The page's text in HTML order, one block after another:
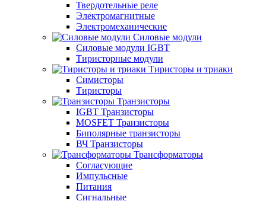
Твердотельные реле
Электромагнитные
Электромеханические
Силовые модули
Силовые модули IGBT
Тиристорные модули
Тиристоры и триаки
Симисторы
Тиристоры
Транзисторы
IGBT Транзисторы
MOSFET Транзисторы
Биполярные транзисторы
ВЧ Транзисторы
Трансформаторы
Согласующие
Импульсные
Питания
Сигнальные